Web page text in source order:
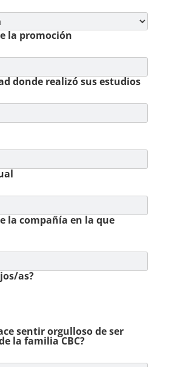
la promoción
donde realizó sus estudios
la compañía en la que
as?
sentir orgulloso de ser
la familia CBC?